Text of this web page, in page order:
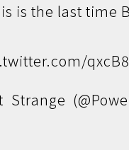
is the last time